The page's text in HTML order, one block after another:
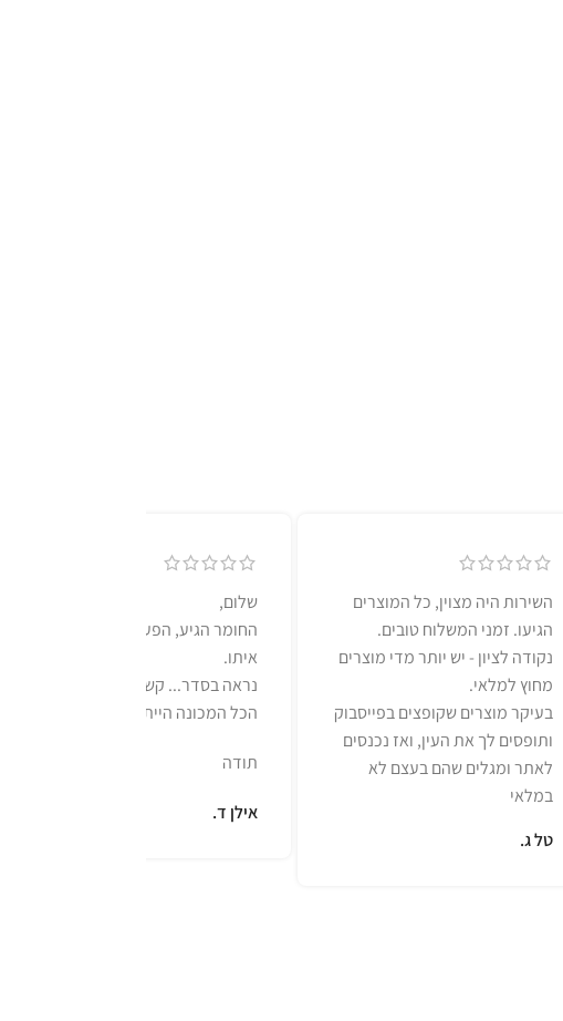
השירות היה מצוין, כל המוצרים
הגיעו. זמני המשלוח טובים.
נקודה לציון - יש יותר מדי מוצרים
מחוץ למלאי.
בעיקר מוצרים שקופצים בפייסבוק
ותופסים לך את העין, ואז נכנסים
לאתר ומגלים שהם בעצם לא
במלאי
טל ג.
שלום,
החומר הגיע, הפעלתי את המכונה
איתו.
נראה בסדר... קשה לראות. בסך
הכל המכונה הייתה נקיה
תודה
אילן ד.